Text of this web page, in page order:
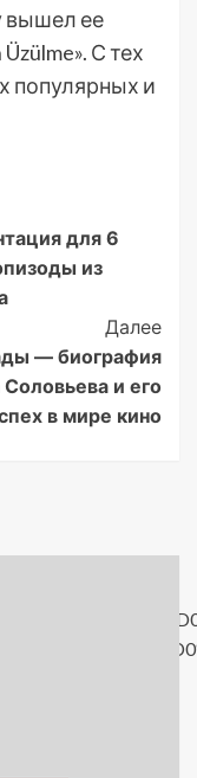
вышел ее
С тех
популярных и
для 6
из
Далее
— биография
и его
в мире кино